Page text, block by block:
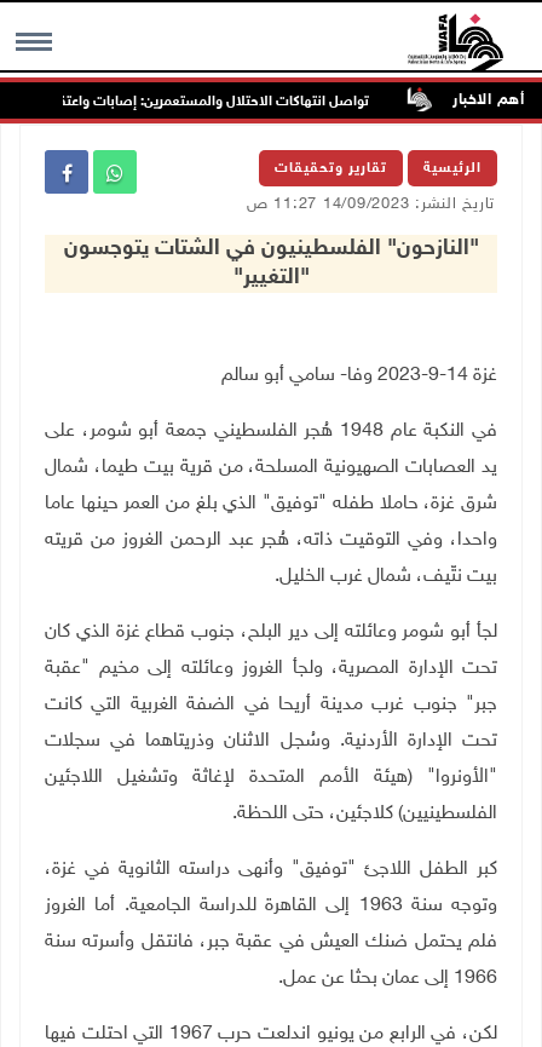
MENU أهم الاخبار تواصل انتهاكات الاحتلال والمستعمرين: إصابات واعتقالات واقتحامات
الرئيسية تقارير وتحقيقات
تاريخ النشر: 14/09/2023 11:27 ص
"النازحون" الفلسطينيون في الشتات يتوجسون
"التغيير"
غزة 14-9-2023 وفا- سامي أبو سالم
في النكبة عام 1948 هُجر الفلسطيني جمعة أبو شومر، على
يد العصابات الصهيونية المسلحة، من قرية بيت طيما، شمال
شرق غزة، حاملا طفله "توفيق" الذي بلغ من العمر حينها عاما
واحدا، وفي التوقيت ذاته، هُجر عبد الرحمن الغروز من قريته
بيت نتّيف، شمال غرب الخليل.
لجأ أبو شومر وعائلته إلى دير البلح، جنوب قطاع غزة الذي كان
تحت الإدارة المصرية، ولجأ الغروز وعائلته إلى مخيم "عقبة
جبر" جنوب غرب مدينة أريحا في الضفة الغربية التي كانت
تحت الإدارة الأردنية. وسُجل الاثنان وذريتاهما في سجلات
"الأونروا" (هيئة الأمم المتحدة لإغاثة وتشغيل اللاجئين
الفلسطينيين) كلاجئين، حتى اللحظة.
كبر الطفل اللاجئ "توفيق" وأنهى دراسته الثانوية في غزة،
وتوجه سنة 1963 إلى القاهرة للدراسة الجامعية. أما الغروز
فلم يحتمل ضنك العيش في عقبة جبر، فانتقل وأسرته سنة
1966 إلى عمان بحثا عن عمل
.
لكن، في الرابع من يونيو اندلعت حرب 1967 التي احتلت فيها